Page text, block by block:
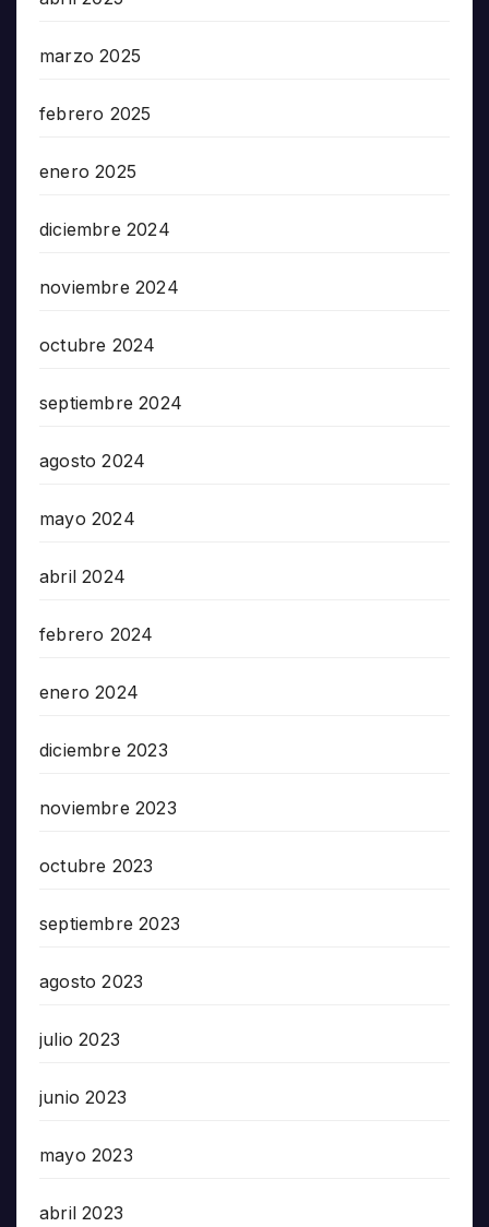
marzo 2025
febrero 2025
enero 2025
diciembre 2024
noviembre 2024
octubre 2024
septiembre 2024
agosto 2024
mayo 2024
abril 2024
febrero 2024
enero 2024
diciembre 2023
noviembre 2023
octubre 2023
septiembre 2023
agosto 2023
julio 2023
junio 2023
mayo 2023
abril 2023